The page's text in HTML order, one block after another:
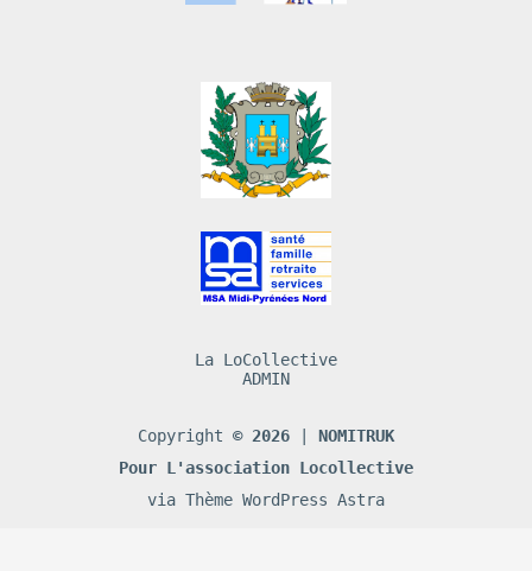
La LoCollective
ADMIN
Copyright © 2026
NOMITRUK
Pour L'association Locollective
via Thème WordPress Astra